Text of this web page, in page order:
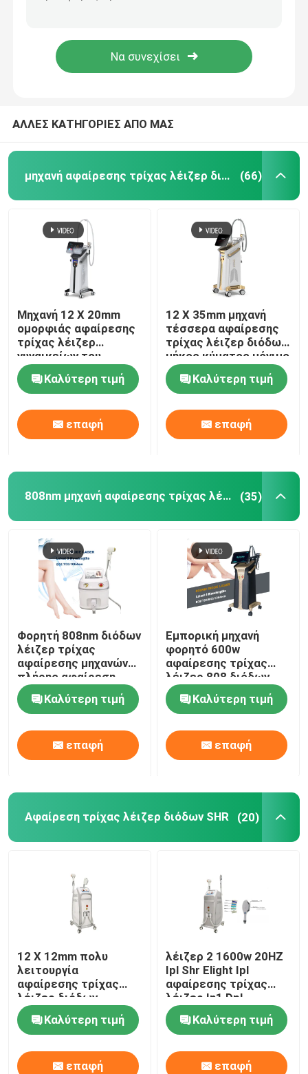
Αφαίρεση τρίχας λέιζερ διόδων SHR
τριπλό λέιζερ διόδων μήκους κύματος
Μηχανή αδυνατίσματος σώματος
μεταστρεφόμενο το q λέιζερ ND yag
ipl μηχανή αφαίρεσης τρίχας
Κλασματική μηχανή λέιζερ του CO2
Καθαρίζοντας μηχανή Hydrafacial
Picosecond μηχανή λέιζερ
πολυσύνθετος εξοπλισμός ομορφιάς
ΑΛΛΕΣ ΚΑΤΗΓΟΡΙΕΣ ΑΠΟ ΜΑΣ
μηχανή αφαίρεσης τρίχας λέιζερ διόδων (66)
Μηχανή 12 X 20mm
ομορφιάς αφαίρεσης
τρίχας λέιζερ
γυναικείων του
προσώπου 808nm
διόδωνΚαλύτερη τιμή
επαφή
12 X 35mm μηχανή
τέσσερα αφαίρεσης
τρίχας λέιζερ διόδων
μήκος κύματος μόνιμο
για το σπίτι 808nm
Καλύτερη τιμή
επαφή
808nm μηχανή αφαίρεσης τρίχας λέιζερ διόδων (35)
Φορητή 808nm διόδων
λέιζερ τρίχας
αφαίρεσης μηχανών
πλήρης αφαίρεση
τρίχας σώματος
μόνιμηΚαλύτερη τιμή
επαφή
Εμπορική μηχανή
φορητό 600w
αφαίρεσης τρίχας
λέιζερ 808 διόδων
Καλύτερη τιμή
επαφή
Αφαίρεση τρίχας λέιζερ διόδων SHR (20)
12 X 12mm πολυ
λειτουργία
αφαίρεσης τρίχας
λέιζερ διόδων
Photofacial SHR
επιλέγει μόνιμη
μηχανή
Καλύτερη τιμή
επαφή
λέιζερ 2 1600w 20HZ
Ipl Shr Elight Ipl
αφαίρεσης τρίχας
λέιζερ In1 Dpl
εξοπλισμός ομορφιάς
Καλύτερη τιμή
επαφή